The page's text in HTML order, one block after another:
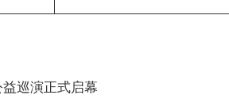
巡演正式启幕